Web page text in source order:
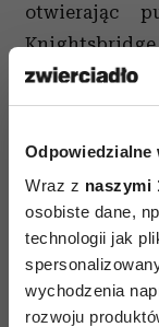
Odpowiedzialne
Wraz z naszymi
osobiste dane,
technologii jak
wychodzenia
rozwoju
otwierając
up stores w
również poza
Bubbleology
Tajwanie, a
atrakcją